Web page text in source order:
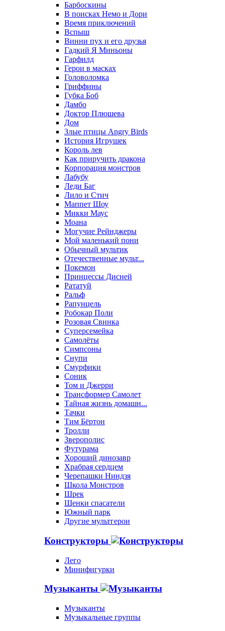
Барбоскины
В поисках Немо и Дори
Время приключений
Вспыш
Винни пух и его друзья
Гадкий Я Миньоны
Гарфилд
Герои в масках
Головоломка
Гриффины
Губка Боб
Дамбо
Доктор Плюшева
Дом
Злые птицы Angry Birds
История Игрушек
Король лев
Как приручить дракона
Корпорация монстров
Лабубу
Леди Баг
Лило и Стич
Маппет Шоу
Микки Маус
Моана
Могучие Рейнджеры
Мой маленький пони
Обычный мультик
Отечественные мульт...
Покемон
Принцессы Дисней
Рататуй
Ральф
Рапунцель
Робокар Поли
Розовая Свинка
Суперсемейка
Самолёты
Симпсоны
Снупи
Смурфики
Соник
Том и Джерри
Трансформер Самолет
Тайная жизнь домашн...
Тачки
Тим Бёртон
Тролли
Зверополис
Футурама
Хороший динозавр
Храбрая сердцем
Черепашки Ниндзя
Школа Монстров
Шрек
Щенки спасатели
Южный парк
Другие мультгерои
Конструкторы
Лего
Минифигурки
Музыканты
Музыканты
Музыкальные группы